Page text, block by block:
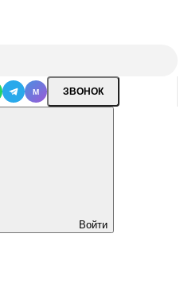
M ЗВОНОК
Войти